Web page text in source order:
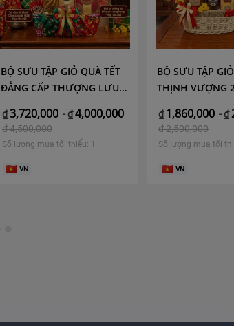
BỘ SƯU TẬP GIỎ QUÀ TẾT
ĐẲNG CẤP THƯỢNG LƯU –
2026 ĐỊA LINH NHÂN KIỆT
₫3,720,000 -₫4,000,000
₫4,500,000
Số lượng mua tối thiểu: 1
VN
BỘ SƯU TẬP
THỊNH VƯỢNG
THƯỢNG
CẤP
₫ 1,860,000 -₫
₫2,500,000
Số lượng mua tối
VN